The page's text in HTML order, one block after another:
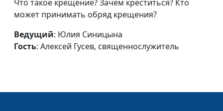
Алексей Гусев,
священнослужитель
Ошибка христианина
Алексей Гусев,
Что такое крещение? Зачем креститься? Кто
может принимать обряд крещения?
Ведущий: Юлия Синицына
Гость: Алексей Гусев, священнослужитель